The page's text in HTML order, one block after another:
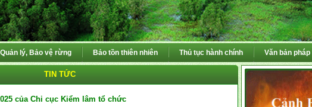
Quản lý, Bảo vệ rừng Bảo tồn thiên nhiên Thủ tục hành chính Văn bản pháp
TIN TỨC
của Chi cục Kiểm lâm tổ chức